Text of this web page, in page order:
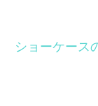
ショーケース